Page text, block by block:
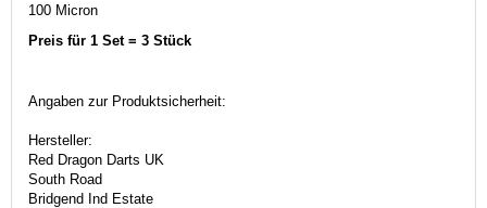
100 Micron
Preis für 1 Set = 3 Stück
Angaben zur Produktsicherheit:
Hersteller:
Red Dragon Darts UK
South Road
Bridgend Ind Estate